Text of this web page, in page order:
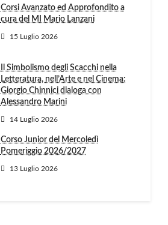
Corsi Avanzato ed Approfondito a
cura del MI Mario Lanzani
15 Luglio 2026
Il Simbolismo degli Scacchi nella
Letteratura, nell’Arte e nel Cinema:
Giorgio Chinnici dialoga con
Alessandro Marini
14 Luglio 2026
Corso Junior del Mercoledì
Pomeriggio 2026/2027
13 Luglio 2026